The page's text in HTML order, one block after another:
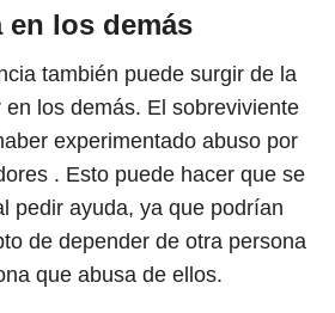
en los demás
también puede surgir de la
los demás. El sobreviviente
experimentado abuso por
. Esto puede hacer que se
pedir ayuda, ya que podrían
de depender de otra persona
que abusa de ellos.